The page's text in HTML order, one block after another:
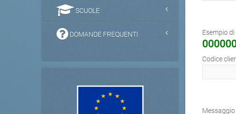
Esempio
Codice
Messaggio
SCUOLE
DOMANDE FREQUENTI